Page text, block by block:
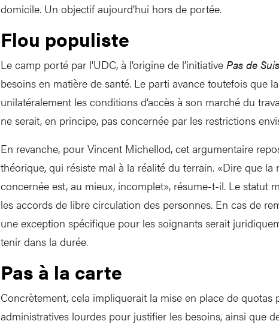
domicile. Un objectif aujourd’hui hors de portée.
Flou populiste
Le camp porté par l’UDC, à l’origine de l’initiative Pas de
besoins en matière de santé. Le parti avance toutefois que
unilatéralement les conditions d’accès à son marché du
ne serait, en principe, pas concernée par les restrictions
En revanche, pour Vincent Michellod, cet argumentaire
théorique, qui résiste mal à la réalité du terrain. «Dire que
concernée est, au mieux, incomplet», résume-t-il. Le statut
les accords de libre circulation des personnes. En cas de
une exception spécifique pour les soignants serait
tenir dans la durée.
Pas à la carte
Concrètement, cela impliquerait la mise en place de quotas
administratives lourdes pour justifier les besoins, ainsi que